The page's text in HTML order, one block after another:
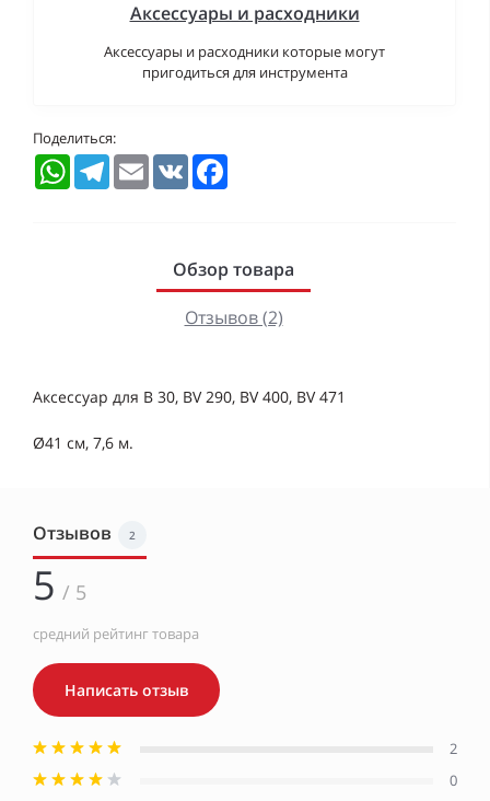
Аксессуары и расходники
Аксессуары и расходники которые могут
пригодиться для инструмента
Поделиться:
WhatsAppTelegramEmail VK
Обзор товара
Отзывов (2)
Аксессуар для B 30, BV 290, BV 400, BV 471
Ø41 см, 7,6 м.
Отзывов 2
5 / 5
средний рейтинг товара
Написать отзыв
2
0